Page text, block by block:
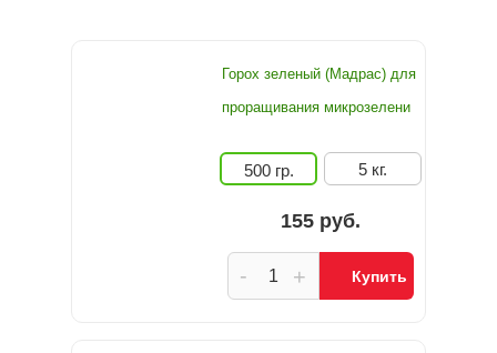
Горох зеленый (Мадрас) для
проращивания микрозелени
500 гр. 5 кг.
155 руб.
+
- Купить